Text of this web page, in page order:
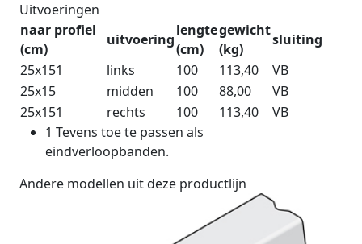
Uitvoeringen
naar profiel
(cm)
uitvoering
lengte
(cm)
gewicht
(kg)
sluiting
25x151 links 100 113,40
VB
25x15
midden 100 88,00
VB
25x151 rechts 100 113,40
VB
1 Tevens toe te passen als
eindverloopbanden.
Andere modellen uit deze productlijn